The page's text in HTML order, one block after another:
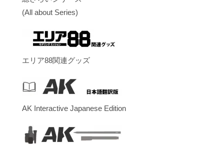
(All about Series)
エリア88関連グッズ
AK Interactive Japanese Edition